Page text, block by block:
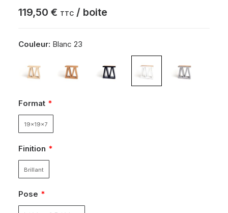
119,50 € TTC / boite
Couleur: Blanc 23
Format
19x19x7
Finition
Brillant
Pose